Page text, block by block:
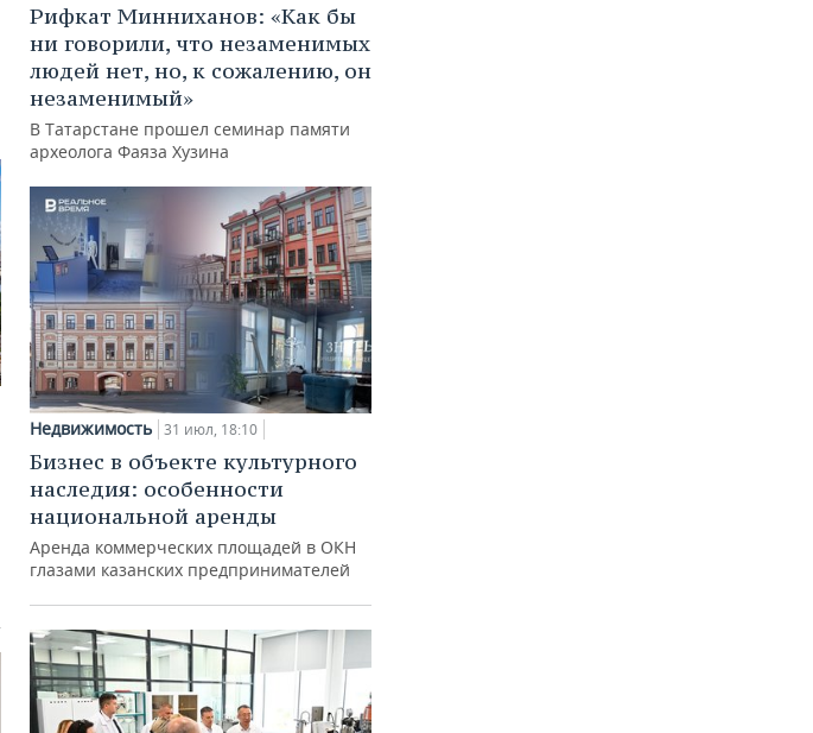
Рифкат Минниханов: «Как бы
ни говорили, что незаменимых
людей нет, но, к сожалению, он
незаменимый»
В Татарстане прошел семинар памяти
археолога Фаяза Хузина
Недвижимость 31 июл, 18:10
Бизнес в объекте культурного
наследия: особенности
национальной аренды
Аренда коммерческих площадей в ОКН
глазами казанских предпринимателей